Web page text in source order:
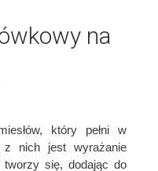
na
który pełni w
nich jest wyrażanie
tworzy się, dodając do